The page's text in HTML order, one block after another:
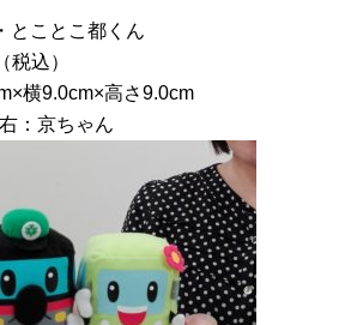
とことこ都くん
税込）
横9.0cm×高さ9.0cm
：京ちゃん